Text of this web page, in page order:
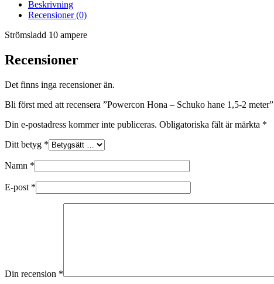
Beskrivning
Recensioner (0)
Strömsladd 10 ampere
Recensioner
Det finns inga recensioner än.
Bli först med att recensera ”Powercon Hona – Schuko hane 1,5-2 meter”
Din e-postadress kommer inte publiceras. Obligatoriska fält är märkta *
Ditt betyg *
Namn *
E-post *
Din recension *